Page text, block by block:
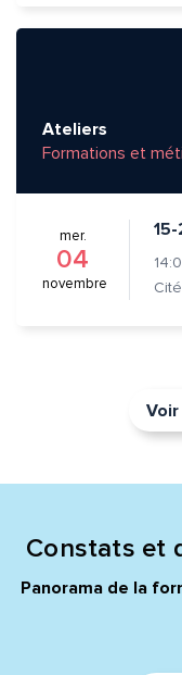
Ateliers
Formations et
mer.
04
novembre
Constats et
Panorama de la